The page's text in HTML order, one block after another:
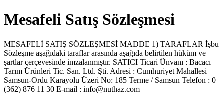
Mesafeli Satış Sözleşmesi
MESAFELİ SATIŞ SÖZLEŞMESİ MADDE 1) TARAFLAR İşbu
Sözleşme aşağıdaki taraflar arasında aşağıda belirtilen hüküm ve
şartlar çerçevesinde imzalanmıştır. SATICI Ticari Ünvanı : Bacacı
Tarım Ürünleri Tic. San. Ltd. Şti. Adresi : Cumhuriyet Mahallesi
Samsun-Ordu Karayolu Üzeri No: 185 Terme / Samsun Telefon : 0
(362) 876 11 30 E-mail : info@nuthaz.com